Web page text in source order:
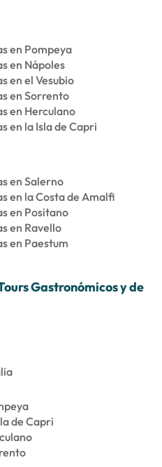
en Pompeya
en Nápoles
en el Vesubio
en Sorrento
en Herculano
en la Isla de Capri
en Salerno
en la Costa de Amalfi
en Positano
en Ravello
en Paestum
Gastronómicos y de
de Capri